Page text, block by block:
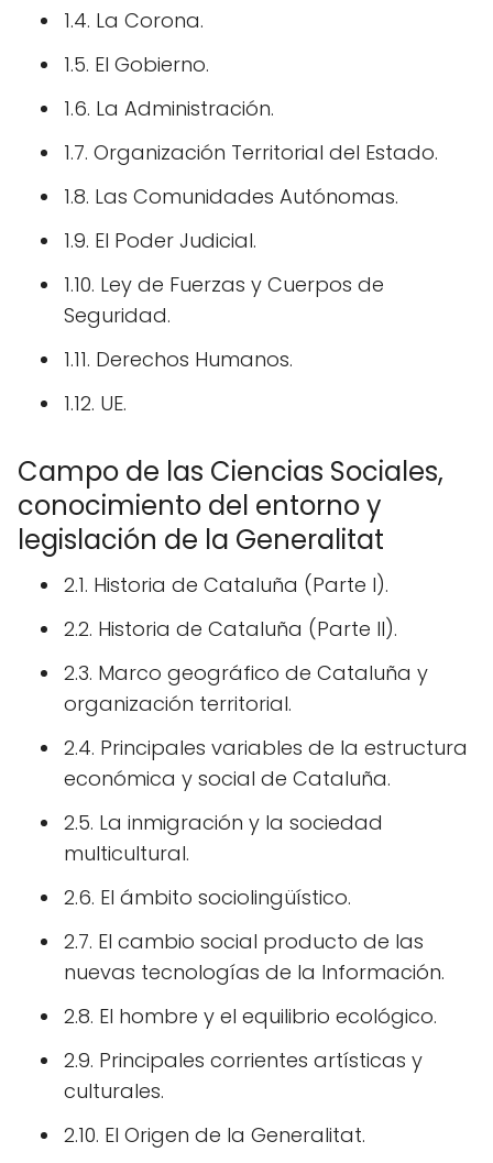
1.4. La Corona.
1.5. El Gobierno.
1.6. La Administración.
1.7. Organización Territorial del Estado.
1.8. Las Comunidades Autónomas.
1.9. El Poder Judicial.
1.10. Ley de Fuerzas y Cuerpos de
Seguridad.
1.11. Derechos Humanos.
1.12. UE.
Campo de las Ciencias Sociales,
conocimiento del entorno y
legislación de la Generalitat
2.1. Historia de Cataluña (Parte I).
2.2. Historia de Cataluña (Parte II).
2.3. Marco geográfico de Cataluña y
organización territorial.
2.4. Principales variables de la estructura
económica y social de Cataluña.
2.5. La inmigración y la sociedad
multicultural.
2.6. El ámbito sociolingüístico.
2.7. El cambio social producto de las
nuevas tecnologías de la Información.
2.8. El hombre y el equilibrio ecológico.
2.9. Principales corrientes artísticas y
culturales.
2.10. El Origen de la Generalitat.